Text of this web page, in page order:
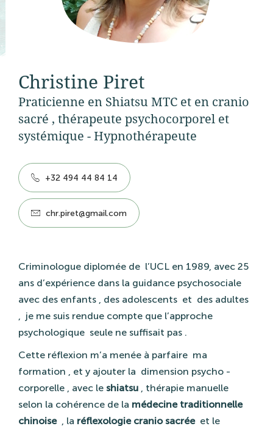
Christine Piret
Praticienne en Shiatsu MTC et en cranio
sacré , thérapeute psychocorporel et
systémique - Hypnothérapeute
+32 494 44 84 14
chr.piret@gmail.com
Criminologue diplomée de l’UCL en 1989, avec 25
ans d’expérience dans la guidance psychosociale
avec des enfants , des adolescents et des adultes
, je me suis rendue compte que l’approche
psychologique seule ne suffisait pas .
Cette réflexion m’a menée à parfaire ma
formation , et y ajouter la dimension psycho -
corporelle , avec le shiatsu , thérapie manuelle
selon la cohérence de la médecine traditionnelle
chinoise , la réflexologie cranio sacrée et le